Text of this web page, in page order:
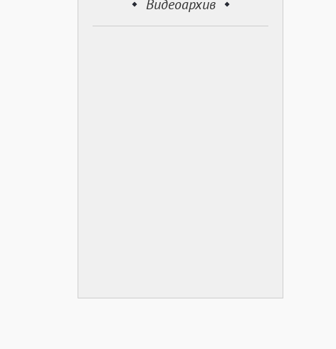
Видеоархив